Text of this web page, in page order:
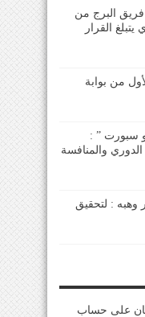
البرج من
يتبلغ القرار
من بوابة
سبورت ” :
والمنافسة
وهبه : لتحقيق
على حساب